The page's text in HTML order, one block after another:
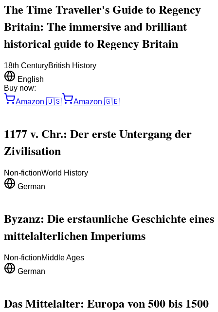
The Time Traveller's Guide to Regency
Britain: The immersive and brilliant
historical guide to Regency Britain
18th CenturyBritish History
English
Buy now:
Amazon 🇺🇸 Amazon 🇬🇧
1177 v. Chr.: Der erste Untergang der
Zivilisation
Non-fictionWorld History
German
Byzanz: Die erstaunliche Geschichte eines
mittelalterlichen Imperiums
Non-fictionMiddle Ages
German
Das Mittelalter: Europa von 500 bis 1500